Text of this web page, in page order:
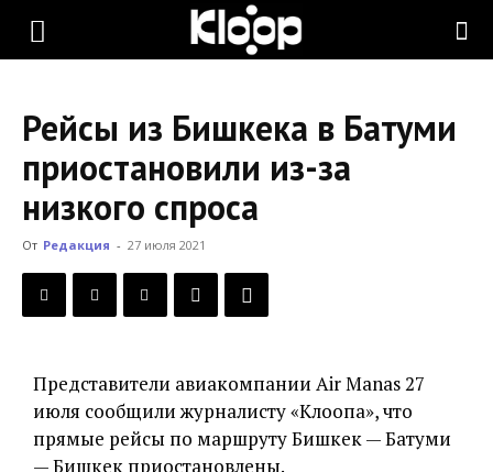
KLOOP.KG
Новости
Кыргызстана
Рейсы из Бишкека в Батуми
приостановили из-за
низкого спроса
От Редакция - 27 июля 2021
Представители авиакомпании Air Manas 27
июля сообщили журналисту «Клоопа», что
прямые рейсы по маршруту Бишкек — Батуми
— Бишкек приостановлены.